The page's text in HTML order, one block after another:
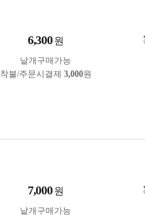
6,300 원
낱개구매가능
착불/주문시결제 3,000원
7,000 원
낱개구매가능